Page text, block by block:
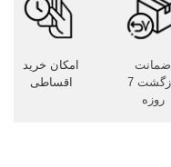
ضمانت
بازگشت 7
روزه
امکان خرید
اقساطی